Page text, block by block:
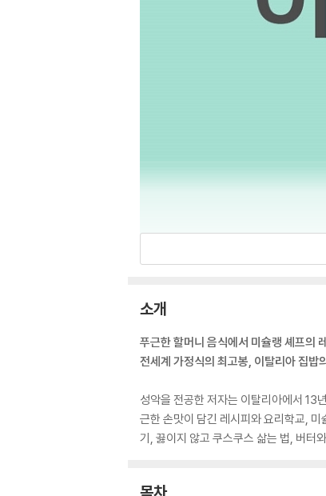
소개
푸근한 할머니 음식에서 미슐랭 셰프의
전세계 가정식의 최고봉, 이탈리아 집밥
성악을 전공한 저자는 이탈리아에서 13
근한 손맛이 담긴 레시피와 요리학교,
기, 끓이지 않고 쿠스쿠스 삶는 법, 버터
목차